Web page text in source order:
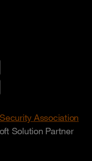
Association
Solution Partner